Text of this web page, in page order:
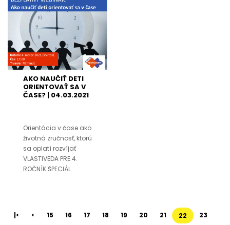
AKO NAUČIŤ DETI
ORIENTOVAŤ SA V
ČASE? | 04.03.2021
Orientácia v čase ako
životná zručnosť, ktorú
sa oplatí rozvíjať
VLASTIVEDA PRE 4.
ROČNÍK ŠPECIÁL
|< < 15 16 17 18 19 20 21 22
23